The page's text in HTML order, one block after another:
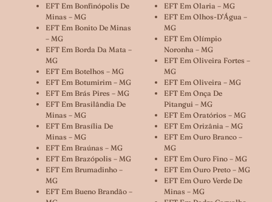
EFT Em Bonfinópolis De
Minas – MG
EFT Em Bonito De Minas
– MG
EFT Em Borda Da Mata –
MG
EFT Em Botelhos – MG
EFT Em Botumirim – MG
EFT Em Brás Pires – MG
EFT Em Brasilândia De
Minas – MG
EFT Em Brasília De
Minas – MG
EFT Em Braúnas – MG
EFT Em Brazópolis – MG
EFT Em Brumadinho –
MG
EFT Em Bueno Brandão –
EFT Em Olaria – MG
EFT Em Olhos-D’Água –
MG
EFT Em Olímpio
Noronha – MG
EFT Em Oliveira Fortes –
MG
EFT Em Oliveira – MG
EFT Em Onça De
Pitangui – MG
EFT Em Oratórios – MG
EFT Em Orizânia – MG
EFT Em Ouro Branco –
MG
EFT Em Ouro Fino – MG
EFT Em Ouro Preto – MG
EFT Em Ouro Verde De
Minas – MG